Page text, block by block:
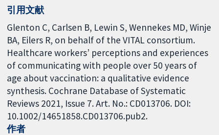
引用文献
Glenton C, Carlsen B, Lewin S, Wennekes MD, Winje
BA, Eilers R, on behalf of the VITAL consortium.
Healthcare workers’ perceptions and experiences
of communicating with people over 50 years of
age about vaccination: a qualitative evidence
synthesis. Cochrane Database of Systematic
Reviews 2021, Issue 7. Art. No.: CD013706. DOI:
10.1002/14651858.CD013706.pub2.
作者